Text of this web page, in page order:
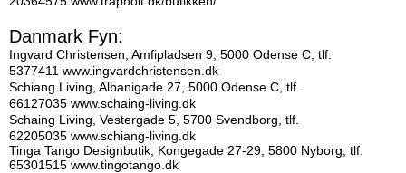
Danmark Fyn:
Ingvard Christensen, Amfipladsen 9, 5000 Odense C, tlf.
5377411 www.ingvardchristensen.dk
Schiang Living, Albanigade 27, 5000 Odense C, tlf.
66127035 www.schaing-living.dk
Schaing Living, Vestergade 5, 5700 Svendborg, tlf.
62205035 www.schiang-living.dk
Tinga Tango Designbutik, Kongegade 27-29, 5800 Nyborg, tlf.
65301515 www.tingotango.dk